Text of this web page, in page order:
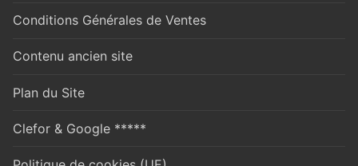
Conditions Générales de Ventes
Contenu ancien site
Plan du Site
Clefor & Google *****